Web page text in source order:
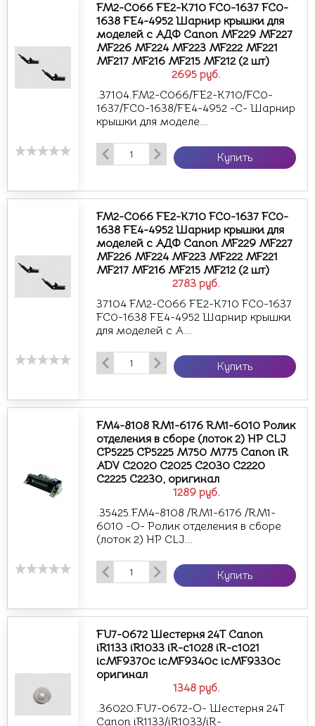
2695 руб.
FM2-C066 FE2-K710 FC0-1637 FC0-
1638 FE4-4952 Шарнир крышки для
моделей с АДФ Canon MF229 MF227
MF226 MF224 MF223 MF222 MF221
MF217 MF216 MF215 MF212 (2 шт)
.37104.FM2-C066/FE2-K710/FC0-
1637/FC0-1638/FE4-4952 -С- Шарнир
крышки для моделе...
Купить
2783 руб.
FM2-C066 FE2-K710 FC0-1637 FC0-
1638 FE4-4952 Шарнир крышки для
моделей с АДФ Canon MF229 MF227
MF226 MF224 MF223 MF222 MF221
MF217 MF216 MF215 MF212 (2 шт)
37104 FM2-C066 FE2-K710 FC0-1637
FC0-1638 FE4-4952 Шарнир крышки
для моделей с А...
Купить
1289 руб.
FM4-8108 RM1-6176 RM1-6010 Ролик
отделения в сборе (лоток 2) HP CLJ
CP5225 CP5225 M750 M775 Canon iR
ADV C2020 C2025 C2030 C2220
C2225 C2230, оригинал
.35425.FM4-8108 /RM1-6176 /RM1-
6010 -О- Ролик отделения в сборе
(лоток 2) HP CLJ...
Купить
1348 руб.
FU7-0672 Шестерня 24T Canon
iR1133 iR1033 iR-c1028 iR-c1021
icMF9370c icMF9340c icMF9330c
оригинал
.36020.FU7-0672-O- Шестерня 24T
Canon iR1133/iR1033/iR-